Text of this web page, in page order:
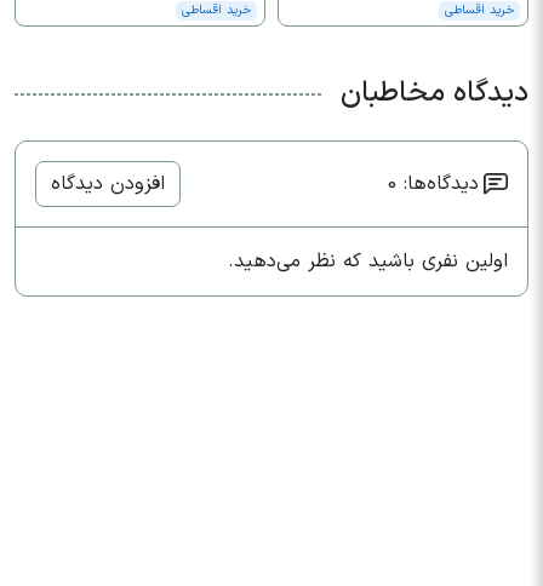
خرید اقساطی خرید اقساطی
دیدگاه مخاطبان
دیدگاه‌ها: 0 افزودن دیدگاه
اولین نفری باشید که نظر می‌دهید.